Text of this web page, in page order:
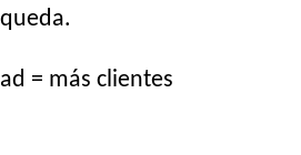
= más clientes